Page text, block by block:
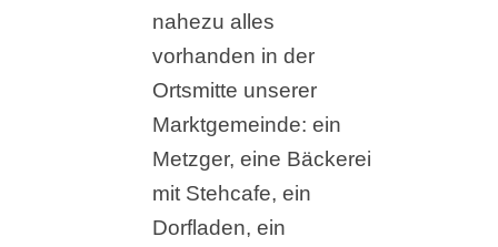
nahezu alles
vorhanden in der
Ortsmitte unserer
Marktgemeinde: ein
Metzger, eine Bäckerei
mit Stehcafe, ein
Dorfladen, ein